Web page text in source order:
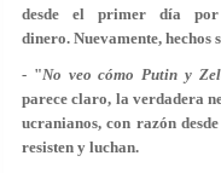
desde el primer día
dinero. Nuevamente, hechos
- "No veo cómo Putin y
parece claro, la verdadera
ucranianos, con razón
resisten y luchan.